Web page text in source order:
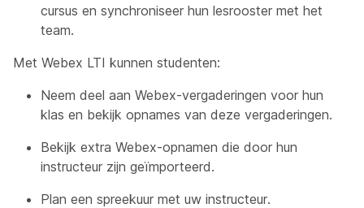
cursus en synchroniseer hun lesrooster met het
team.
Met Webex LTI kunnen studenten:
Neem deel aan Webex-vergaderingen voor hun
klas en bekijk opnames van deze vergaderingen.
Bekijk extra Webex-opnamen die door hun
instructeur zijn geïmporteerd.
Plan een spreekuur met uw instructeur.